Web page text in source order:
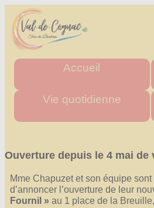
Accueil
Mairie
Vie quotidienne
Commerces de proximité
Artisans
Transports
Tous les numéros
Ouverture depuis le 4 mai
Mme Chapuzet et son équipe
d’annoncer l’ouverture de leur
Fournil » au 1 place de la